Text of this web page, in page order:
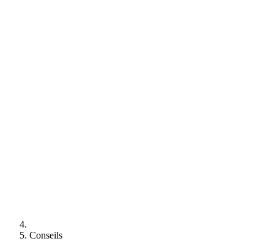
Conseils